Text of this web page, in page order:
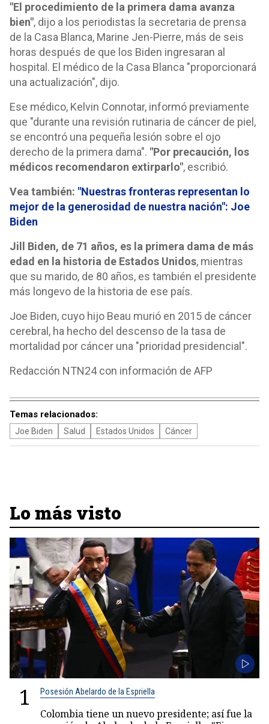
"El procedimiento de la primera dama avanza
bien", dijo a los periodistas la secretaria de prensa
de la Casa Blanca, Marine Jen-Pierre, más de seis
horas después de que los Biden ingresaran al
hospital. El médico de la Casa Blanca "proporcionará
una actualización", dijo.
Ese médico, Kelvin Connotar, informó previamente
que "durante una revisión rutinaria de cáncer de piel,
se encontró una pequeña lesión sobre el ojo
derecho de la primera dama". "Por precaución, los
médicos recomendaron extirparlo", escribió.
Vea también: "Nuestras fronteras representan lo
mejor de la generosidad de nuestra nación": Joe
Biden
Jill Biden, de 71 años, es la primera dama de más
edad en la historia de Estados Unidos, mientras
que su marido, de 80 años, es también el presidente
más longevo de la historia de ese país.
Joe Biden, cuyo hijo Beau murió en 2015 de cáncer
cerebral, ha hecho del descenso de la tasa de
mortalidad por cáncer una "prioridad presidencial".
Redacción NTN24 con información de AFP
Temas relacionados:
Joe Biden Salud Estados Unidos Cáncer
Lo más visto
1 Posesión Abelardo de la Espriella
Colombia tiene un nuevo presidente; así fue la